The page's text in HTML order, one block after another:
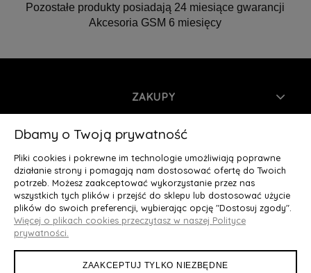
Pozostałe produkty posiadają 24 miesiące gwarancji
Akcesoria GSM 6 miesięcy
ZAKUPY
INFORMACJE
MOJE KONTO
O NAS
Deluxury.pl
Dbamy o Twoją prywatność
Pliki cookies i pokrewne im technologie umożliwiają poprawne
działanie strony i pomagają nam dostosować ofertę do Twoich
potrzeb. Możesz zaakceptować wykorzystanie przez nas
wszystkich tych plików i przejść do sklepu lub dostosować użycie
plików do swoich preferencji, wybierając opcję "Dostosuj zgody".
Więcej o plikach cookies przeczytasz w naszej Polityce
prywatności.
ZAAKCEPTUJ TYLKO NIEZBĘDNE